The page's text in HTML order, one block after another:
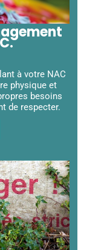
à votre NAC
physique et
besoins
de respecter.